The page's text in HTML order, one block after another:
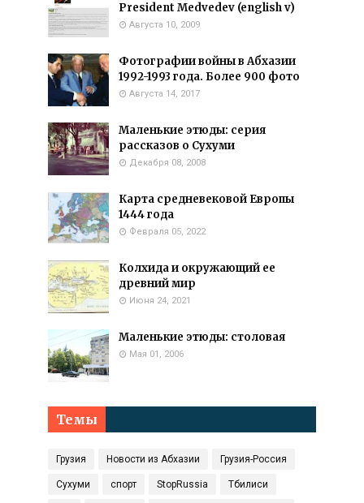
President Medvedev (english v)
Августа 10, 2009
Фотографии войны в Абхазии
1992-1993 года. Более 900 фото
Августа 14, 2017
Маленькие этюды: серия
рассказов о Сухуми
Декабря 08, 2008
Карта средневековой Европы
1444 года
Февраля 05, 2022
Колхида и окружающий ее
древний мир
Июня 24, 2021
Маленькие этюды: столовая
Мая 01, 2006
Темы
Грузия Новости из Абхазии Грузия-Россия
Сухуми спорт StopRussia Тбилиси